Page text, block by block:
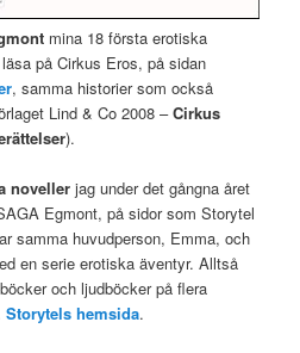
mina 18 första erotiska
på Cirkus Eros, på sidan
, samma historier som också
Lind & Co 2008 –Cirkus
).
noveller jag under det gångna året
Egmont, på sidor som Storytel
samma huvudperson, Emma, och
en serie erotiska äventyr. Alltså
och ljudböcker på flera
Storytels hemsida.